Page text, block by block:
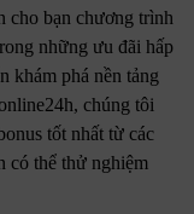
cho bạn chương trình
những ưu đãi hấp
khám phá nền tảng
chúng tôi
tốt nhất từ các
có thể thử nghiệm